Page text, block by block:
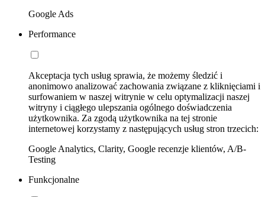
Google Ads
Performance
Akceptacja tych usług sprawia, że możemy śledzić i
anonimowo analizować zachowania związane z kliknięciami i
surfowaniem w naszej witrynie w celu optymalizacji naszej
witryny i ciągłego ulepszania ogólnego doświadczenia
użytkownika. Za zgodą użytkownika na tej stronie
internetowej korzystamy z następujących usług stron trzecich:
Google Analytics, Clarity, Google recenzje klientów, A/B-
Testing
Funkcjonalne